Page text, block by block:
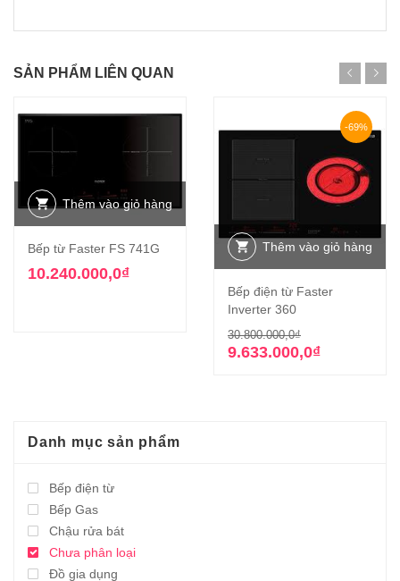
SẢN PHẨM LIÊN QUAN
Thêm vào giỏ hàng
Bếp từ Faster FS 741G
10.240.000,0₫
-69%
Thêm vào giỏ hàng
Bếp điện từ Faster
Inverter 360
30.800.000,0₫Giá
gốc
9.633.000,0₫
Giá
hiện
Danh mục sản phẩm
Bếp điện từ
Bếp Gas
Chậu rửa bát
Chưa phân loại
Đồ gia dụng